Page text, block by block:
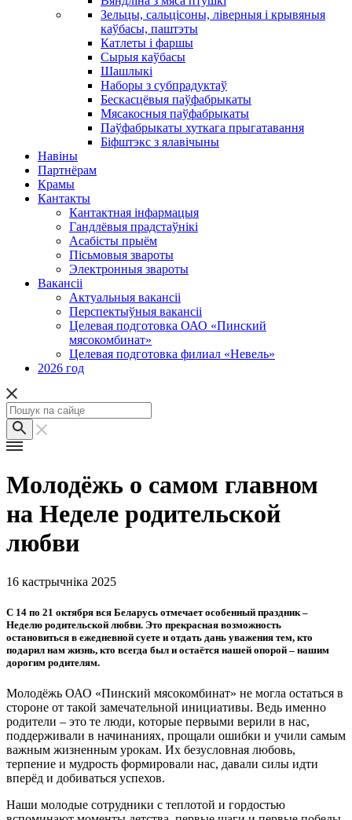
Зельцы, сальцісоны, ліверныя і крывяныя
каўбасы, паштэты
Катлеты і фаршы
Сырыя каўбасы
Шашлыкі
Наборы з субпрадуктаў
Бескасцёвыя паўфабрыкаты
Мясакосныя паўфабрыкаты
Паўфабрыкаты хуткага прыгатавання
Біфштэкс з ялавічыны
Навіны
Партнёрам
Крамы
Кантакты
Кантактная інфармацыя
Гандлёвыя прадстаўнікі
Асабісты прыём
Пісьмовыя звароты
Электронныя звароты
Вакансіі
Актуальныя вакансіі
Перспектыўныя вакансіі
Целевая подготовка ОАО «Пинский
мясокомбинат»
Целевая подготовка филиал «Невель»
2026 год
Молодёжь о самом главном
на Неделе родительской
любви
16 кастрычніка 2025
С 14 по 21 октября вся Беларусь отмечает особенный праздник –
Неделю родительской любви. Это прекрасная возможность
остановиться в ежедневной суете и отдать дань уважения тем, кто
подарил нам жизнь, кто всегда был и остаётся нашей опорой – нашим
дорогим родителям.
Молодёжь ОАО «Пинский мясокомбинат» не могла остаться в
стороне от такой замечательной инициативы. Ведь именно
родители – это те люди, которые первыми верили в нас,
поддерживали в начинаниях, прощали ошибки и учили самым
важным жизненным урокам. Их безусловная любовь,
терпение и мудрость формировали нас, давали силы идти
вперёд и добиваться успехов.
Наши молодые сотрудники с теплотой и гордостью